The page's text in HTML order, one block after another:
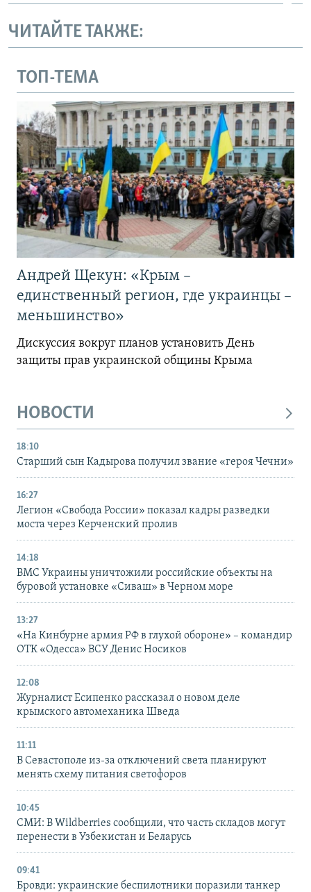
ЧИТАЙТЕ ТАКЖЕ:
ТОП-ТЕМА
Андрей Щекун: «Крым –
единственный регион, где украинцы –
меньшинство»
Дискуссия вокруг планов установить День
защиты прав украинской общины Крыма
НОВОСТИ
18:10
Старший сын Кадырова получил звание «героя Чечни»
16:27
Легион «Свобода России» показал кадры разведки
моста через Керченский пролив
14:18
ВМС Украины уничтожили российские объекты на
буровой установке «Сиваш» в Черном море
13:27
«На Кинбурне армия РФ в глухой обороне» – командир
ОТК «Одесса» ВСУ Денис Носиков
12:08
Журналист Есипенко рассказал о новом деле
крымского автомеханика Шведа
11:11
В Севастополе из-за отключений света планируют
менять схему питания светофоров
10:45
СМИ: В Wildberries сообщили, что часть складов могут
перенести в Узбекистан и Беларусь
09:41
Бровди: украинские беспилотники поразили танкер